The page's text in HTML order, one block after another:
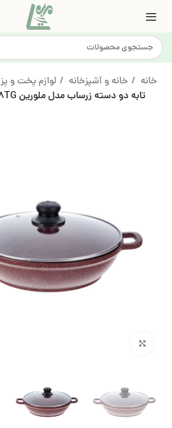
خانه خانه و آشپزخانه لوازم پخت و پز